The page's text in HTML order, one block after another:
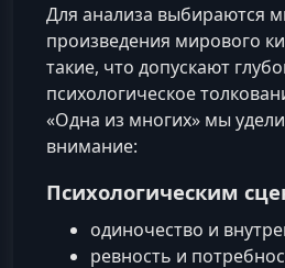
Для анализа выбираются
произведения мирового
такие, что допускают
психологическое
«Одна из многих» мы
внимание:
Психологическим
одиночество и
ревность и